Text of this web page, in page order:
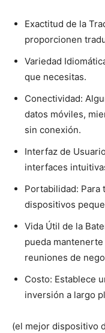
Exactitud de la
proporcionen
Variedad
que necesitas.
Conectividad:
datos móviles,
sin conexión.
Interfaz de
interfaces
Portabilidad: Para
dispositivos
Vida Útil de la
pueda
reuniones de
Costo: Establece
inversión a largo
(el mejor dispositivo